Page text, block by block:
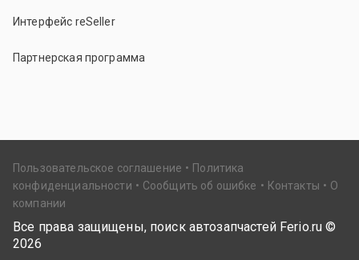
Интерфейс reSeller
Партнерская программа
Пользовательское соглашение
Политика
конфиденциальности
Сообщить об ошибке Контакты
О
компании
Все права защищены, поиск автозапчастей Ferio.ru ©
2026